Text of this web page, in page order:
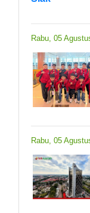
Rabu, 05
Rabu, 05